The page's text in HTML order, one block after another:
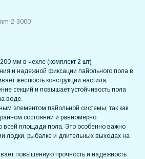
2-3000
мм в чехле (комплект 2 шт)
и надежной фиксации пайольного пола в
жесткость конструкции настила,
секций и повышает устойчивость пола
воде.
элементом пайольной системы, так как
состоянии и равномерно
всей площади пола. Это особенно важно
лодки, рыбалке и длительных выходах на
повышенную прочность и надежность